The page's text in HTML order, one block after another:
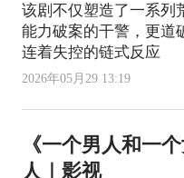
该剧不仅塑造了一系列
能力破案的干警，更
连着失控的链式反应
2026年05月29 13:19
《一个男人和一
人｜影视